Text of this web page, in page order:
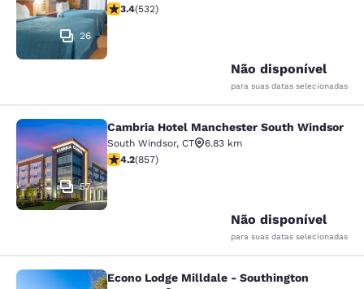
26
classificação 3.38 estrelas. Bom. 532 avaliações
3.4(532)
Não disponível
para suas datas selecionadas
Cambria Hotel Manchester South
57
Cambria Hotel Manchester South Windsor
South Windsor, CT
6.83 km
classificação 4.22 estrelas. Excelente. 857 avaliações
4.2(857)
Não disponível
para suas datas selecionadas
Econo Lodge Milldale - Southington
Econo Lodge Milldale - Southington